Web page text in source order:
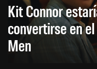
Kit Connor
convertirse en
Men